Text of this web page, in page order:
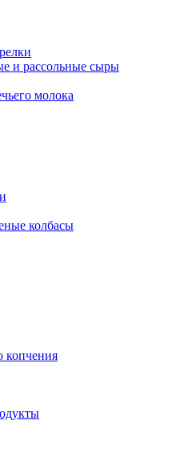
и рассольные сыры
молока
колбасы
копчения